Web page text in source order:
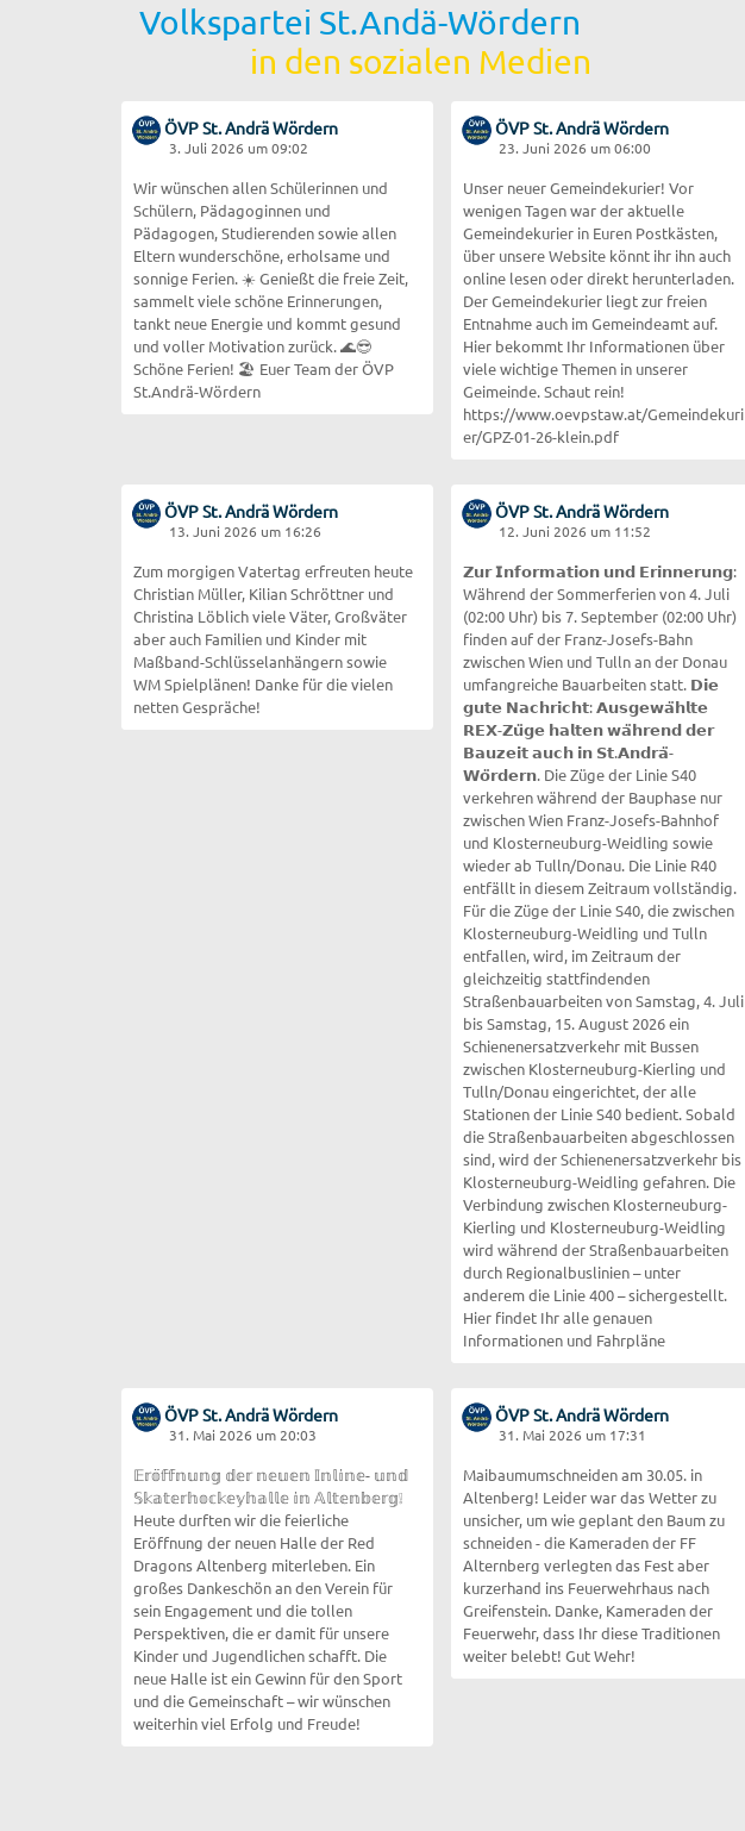
Volkspartei St.Andä-Wördern
in den sozialen Medien
ÖVP St. Andrä Wördern
3. Juli 2026 um 09:02
Wir wünschen allen Schülerinnen und
Schülern, Pädagoginnen und
Pädagogen, Studierenden sowie allen
Eltern wunderschöne, erholsame und
sonnige Ferien. ☀️ Genießt die freie Zeit,
sammelt viele schöne Erinnerungen,
tankt neue Energie und kommt gesund
und voller Motivation zurück. 🌊😎
Schöne Ferien! 🏖️ Euer Team der ÖVP
St.Andrä-Wördern
ÖVP St. Andrä Wördern
23. Juni 2026 um 06:00
Unser neuer Gemeindekurier! Vor
wenigen Tagen war der aktuelle
Gemeindekurier in Euren Postkästen,
über unsere Website könnt ihr ihn auch
online lesen oder direkt herunterladen.
Der Gemeindekurier liegt zur freien
Entnahme auch im Gemeindeamt auf.
Hier bekommt Ihr Informationen über
viele wichtige Themen in unserer
Geimeinde. Schaut rein!
https://www.oevpstaw.at/Gemeindekuri
er/GPZ-01-26-klein.pdf
ÖVP St. Andrä Wördern
13. Juni 2026 um 16:26
Zum morgigen Vatertag erfreuten heute
Christian Müller, Kilian Schröttner und
Christina Löblich viele Väter, Großväter
aber auch Familien und Kinder mit
Maßband-Schlüsselanhängern sowie
WM Spielplänen! Danke für die vielen
netten Gespräche!
ÖVP St. Andrä Wördern
12. Juni 2026 um 11:52
𝗭𝘂𝗿 𝗜𝗻𝗳𝗼𝗿𝗺𝗮𝘁𝗶𝗼𝗻 𝘂𝗻𝗱 𝗘𝗿𝗶𝗻𝗻𝗲𝗿𝘂𝗻𝗴:
Während der Sommerferien von 4. Juli
(02:00 Uhr) bis 7. September (02:00 Uhr)
finden auf der Franz-Josefs-Bahn
zwischen Wien und Tulln an der Donau
umfangreiche Bauarbeiten statt. 𝗗𝗶𝗲
𝗴𝘂𝘁𝗲 𝗡𝗮𝗰𝗵𝗿𝗶𝗰𝗵𝘁: 𝗔𝘂𝘀𝗴𝗲𝘄𝗮̈𝗵𝗹𝘁𝗲
𝗥𝗘𝗫-𝗭𝘂̈𝗴𝗲 𝗵𝗮𝗹𝘁𝗲𝗻 𝘄𝗮̈𝗵𝗿𝗲𝗻𝗱 𝗱𝗲𝗿
𝗕𝗮𝘂𝘇𝗲𝗶𝘁 𝗮𝘂𝗰𝗵 𝗶𝗻 𝗦𝘁.𝗔𝗻𝗱𝗿𝗮̈-
𝗪𝗼̈𝗿𝗱𝗲𝗿𝗻. Die Züge der Linie S40
verkehren während der Bauphase nur
zwischen Wien Franz-Josefs-Bahnhof
und Klosterneuburg-Weidling sowie
wieder ab Tulln/Donau. Die Linie R40
entfällt in diesem Zeitraum vollständig.
Für die Züge der Linie S40, die zwischen
Klosterneuburg-Weidling und Tulln
entfallen, wird, im Zeitraum der
gleichzeitig stattfindenden
Straßenbauarbeiten von Samstag, 4. Juli
bis Samstag, 15. August 2026 ein
Schienenersatzverkehr mit Bussen
zwischen Klosterneuburg-Kierling und
Tulln/Donau eingerichtet, der alle
Stationen der Linie S40 bedient. Sobald
die Straßenbauarbeiten abgeschlossen
sind, wird der Schienenersatzverkehr bis
Klosterneuburg-Weidling gefahren. Die
Verbindung zwischen Klosterneuburg-
Kierling und Klosterneuburg-Weidling
wird während der Straßenbauarbeiten
durch Regionalbuslinien – unter
anderem die Linie 400 – sichergestellt.
Hier findet Ihr alle genauen
Informationen und Fahrpläne
ÖVP St. Andrä Wördern
31. Mai 2026 um 20:03
𝔼𝕣𝕠̈𝕗𝕗𝕟𝕦𝕟𝕘 𝕕𝕖𝕣 𝕟𝕖𝕦𝕖𝕟 𝕀𝕟𝕝𝕚𝕟𝕖- 𝕦𝕟𝕕
𝕊𝕜𝕒𝕥𝕖𝕣𝕙𝕠𝕔𝕜𝕖𝕪𝕙𝕒𝕝𝕝𝕖 𝕚𝕟 𝔸𝕝𝕥𝕖𝕟𝕓𝕖𝕣𝕘❕
Heute durften wir die feierliche
Eröffnung der neuen Halle der Red
Dragons Altenberg miterleben. Ein
großes Dankeschön an den Verein für
sein Engagement und die tollen
Perspektiven, die er damit für unsere
Kinder und Jugendlichen schafft. Die
neue Halle ist ein Gewinn für den Sport
und die Gemeinschaft – wir wünschen
weiterhin viel Erfolg und Freude!
ÖVP St. Andrä Wördern
31. Mai 2026 um 17:31
Maibaumumschneiden am 30.05. in
Altenberg! Leider war das Wetter zu
unsicher, um wie geplant den Baum zu
schneiden - die Kameraden der FF
Alternberg verlegten das Fest aber
kurzerhand ins Feuerwehrhaus nach
Greifenstein. Danke, Kameraden der
Feuerwehr, dass Ihr diese Traditionen
weiter belebt! Gut Wehr!